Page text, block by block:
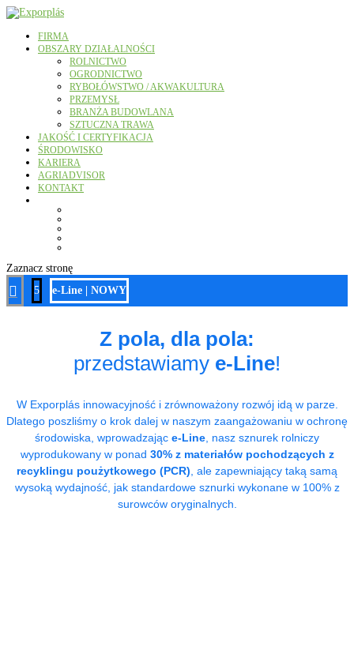
FIRMA
OBSZARY DZIAŁALNOŚCI
ROLNICTWO
OGRODNICTWO
RYBOŁÓWSTWO / AKWAKULTURA
PRZEMYSŁ
BRANŻA BUDOWLANA
SZTUCZNA TRAWA
JAKOŚĆ I CERTYFIKACJA
ŚRODOWISKO
KARIERA
AGRIADVISOR
KONTAKT
Zaznacz stronę
 5 e-Line | NOWY
Z pola, dla pola:
przedstawiamy e-Line!
W Exporplás innowacyjność i zrównoważony rozwój idą w parze.
Dlatego poszliśmy o krok dalej w naszym zaangażowaniu w ochronę
środowiska, wprowadzając e-Line , nasz sznurek rolniczy
wyprodukowany w ponad 30% z materiałów pochodzących z
recyklingu poużytkowego (PCR) , ale zapewniający taką samą
wysoką wydajność, jak standardowe sznurki wykonane w 100% z
surowców oryginalnych.